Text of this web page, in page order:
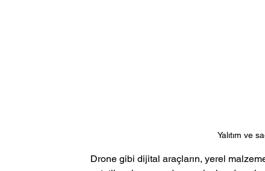
Yalıtım ve
Drone gibi dijital araçların, yerel